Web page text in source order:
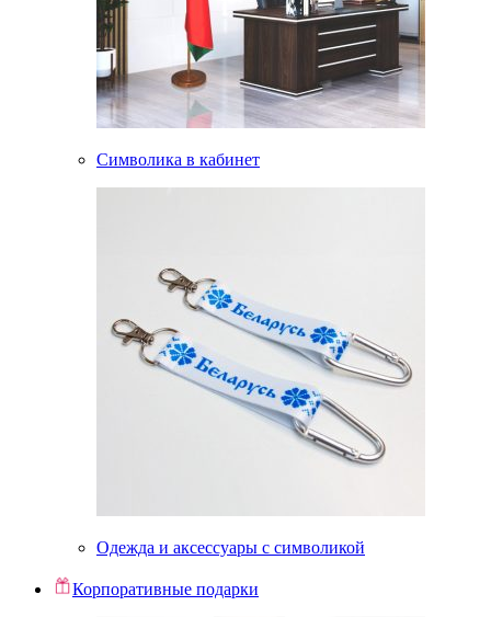
Символика в кабинет
Одежда и аксессуары с символикой
Корпоративные подарки